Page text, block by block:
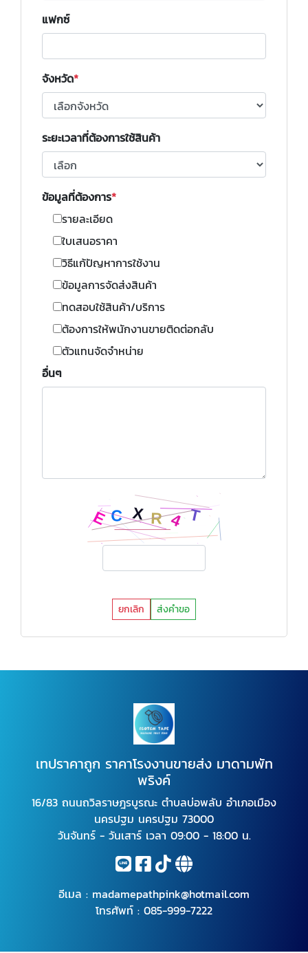
แฟกซ์
จังหวัด
ระยะเวลาที่ต้องการใช้สินค้า
ข้อมูลที่ต้องการ
รายละเอียด
ใบเสนอราคา
วิธีแก้ปัญหาการใช้งาน
ข้อมูลการจัดส่งสินค้า
ทดสอบใช้สินค้า/บริการ
ต้องการให้พนักงานขายติดต่อกลับ
ตัวแทนจัดจำหน่าย
อื่นๆ
ยกเลิก ส่งคำขอ
เทปราคาถูก ราคาโรงงานขายส่ง มาดามพัท
พริงค์
16/83 ถนนถวิลราษฎรบูรณะ ตำบลบ่อพลับ อำเภอเมือง
นครปฐม นครปฐม 73000
วันจันทร์ - วันเสาร์ เวลา 09:00 - 18:00 น.
อีเมล : madamepathpink@hotmail.com
โทรศัพท์ : 085-999-7222